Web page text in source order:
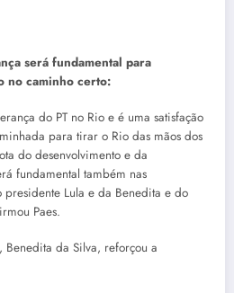
será fundamental para
no caminho certo:
do PT no Rio e é uma satisfação
para tirar o Rio das mãos dos
do desenvolvimento e da
fundamental também nas
Lula e da Benedita e do
Paes.
Benedita da Silva, reforçou a